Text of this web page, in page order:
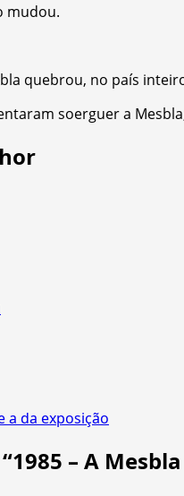
mudou.
quebrou, no país
soerguer a
a da exposição
1985 – A